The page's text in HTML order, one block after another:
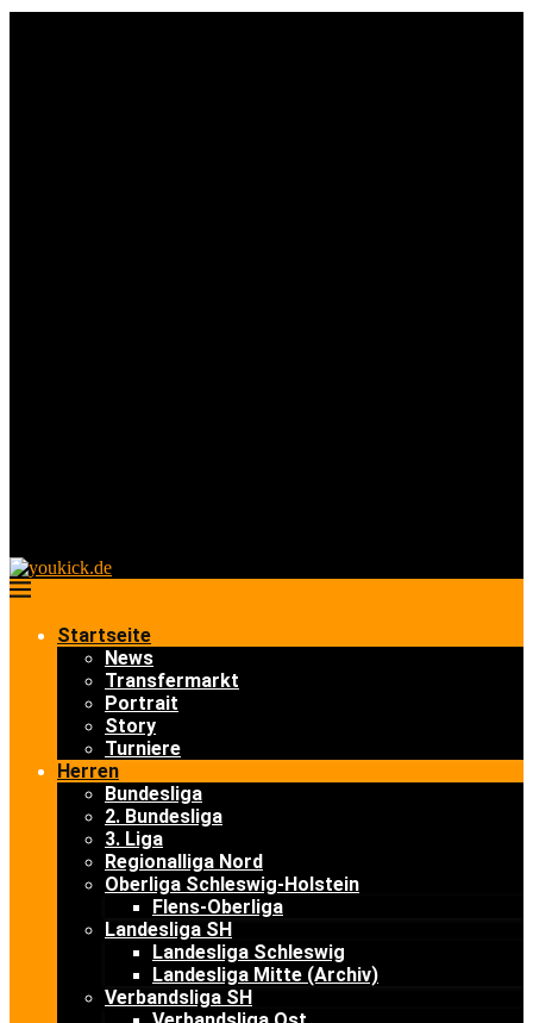
Startseite
News
Transfermarkt
Portrait
Story
Turniere
Herren
Bundesliga
2. Bundesliga
3. Liga
Regionalliga Nord
Oberliga Schleswig-Holstein
Flens-Oberliga
Landesliga SH
Landesliga Schleswig
Landesliga Mitte (Archiv)
Verbandsliga SH